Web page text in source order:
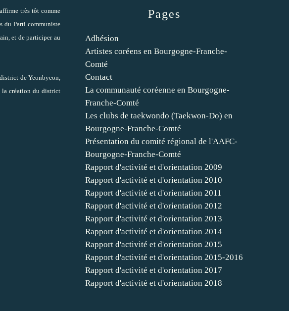
très tôt comme
du Parti communiste
et de participer au
de Yeonbyeon,
la création du district
Pages
Adhésion
Artistes coréens en Bourgogne-Franche-
Comté
Contact
La communauté coréenne en Bourgogne-
Franche-Comté
Les clubs de taekwondo (Taekwon-Do) en
Bourgogne-Franche-Comté
Présentation du comité régional de l'AAFC-
Bourgogne-Franche-Comté
Rapport d'activité et d'orientation 2009
Rapport d'activité et d'orientation 2010
Rapport d'activité et d'orientation 2011
Rapport d'activité et d'orientation 2012
Rapport d'activité et d'orientation 2013
Rapport d'activité et d'orientation 2014
Rapport d'activité et d'orientation 2015
Rapport d'activité et d'orientation 2015-2016
Rapport d'activité et d'orientation 2017
Rapport d'activité et d'orientation 2018